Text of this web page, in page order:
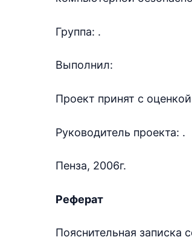
Группа: .
Выполнил:
Проект принят с
Руководитель проекта: .
Пенза, 2006г.
Реферат
Пояснительная записка